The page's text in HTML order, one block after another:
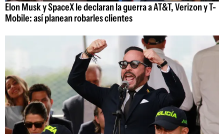
Elon Musk y SpaceX le declaran la guerra a AT&T, Verizon y T-
Mobile: así planean robarles clientes